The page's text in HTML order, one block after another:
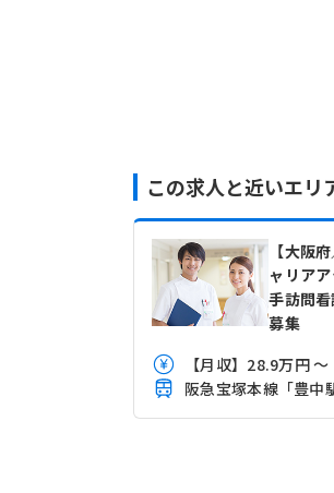
この求人と近いエリ
【大阪
ャリア
手訪問
募集
【月収】28.9万円 ～
阪急宝塚本線「豊中